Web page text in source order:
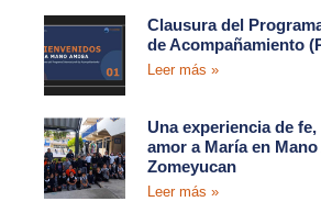
Clausura del
de Acompañamiento
Leer más »
Una experiencia de
amor a María en
Zomeyucan
Leer más »